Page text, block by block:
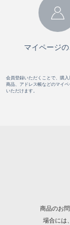
マイページ
会員登録いただくことで、購入
商品、アドレス帳などのマイ
いただけます。
商品のお
場合には